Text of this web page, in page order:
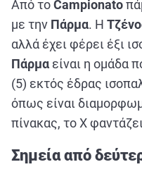
Aπό τοCampionato
με την Πάρμα. Η
αλλά έχει φέρει έξι
Πάρμα είναι η ομάδα
(5) εκτός έδρας
όπως είναι
πίνακας, το Χ
Σημεία από